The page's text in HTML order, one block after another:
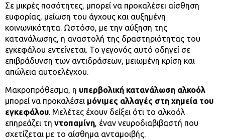
Σε μικρές ποσότητες, μπορεί να προκαλέσει αίσθηση
ευφορίας, μείωση του άγχους και αυξημένη
κοινωνικότητα. Ωστόσο, με την αύξηση της
κατανάλωσης, η αναστολή της δραστηριότητας του
εγκεφάλου εντείνεται. Το γεγονός αυτό οδηγεί σε
επιβράδυνση των αντιδράσεων, μειωμένη κρίση και
απώλεια αυτοελέγχου.
Μακροπρόθεσμα, η υπερβολική κατανάλωση αλκοόλ
μπορεί να προκαλέσει μόνιμες αλλαγές στη χημεία του
εγκεφάλου. Μελέτες έχουν δείξει ότι το αλκοόλ
επηρεάζει τη ντοπαμίνη, έναν νευροδιαβιβαστή που
σχετίζεται με το αίσθημα ανταμοιβής.